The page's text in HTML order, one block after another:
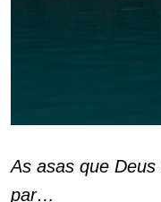
As asas que
par…